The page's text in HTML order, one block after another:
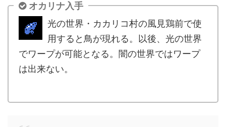
オカリナ入手
光の世界・カカリコ村の風見鶏前で使
用すると鳥が現れる。以後、光の世界
でワープが可能となる。闇の世界ではワープ
は出来ない。